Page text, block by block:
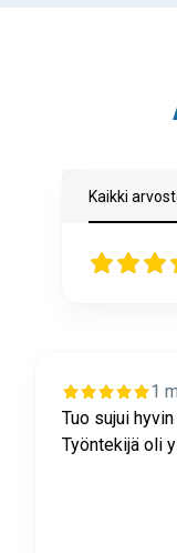
Kaikki
1
Tuo sujui
Työntekijä oli